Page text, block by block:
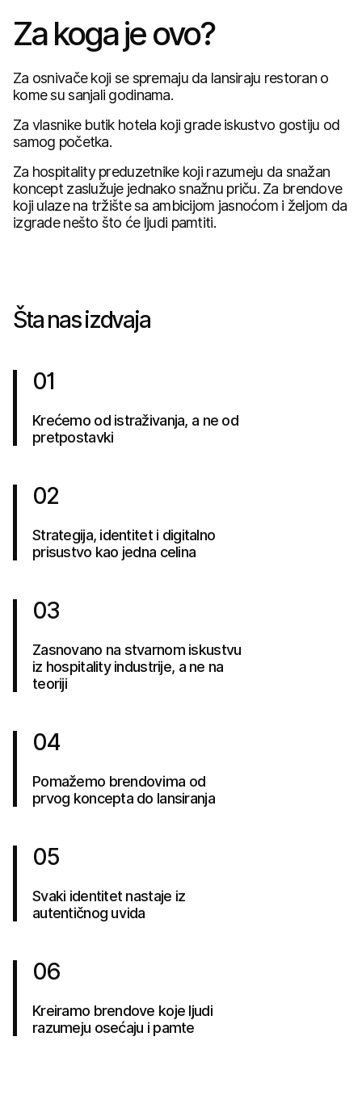
Za koga je ovo?
Za osnivače koji se spremaju da lansiraju restoran o
kome su sanjali godinama.
Za vlasnike butik hotela koji grade iskustvo gostiju od
samog početka.
Za hospitality preduzetnike koji razumeju da snažan
koncept zaslužuje jednako snažnu priču. Za brendove
koji ulaze na tržište sa ambicijom jasnoćom i željom da
izgrade nešto što će ljudi pamtiti.
Šta nas izdvaja
01
Krećemo od istraživanja, a ne od
pretpostavki
02
Strategija, identitet i digitalno
prisustvo kao jedna celina
03
Zasnovano na stvarnom iskustvu
iz hospitality industrije, a ne na
teoriji
04
Pomažemo brendovima od
prvog koncepta do lansiranja
05
Svaki identitet nastaje iz
autentičnog uvida
06
Kreiramo brendove koje ljudi
razumeju osećaju i pamte